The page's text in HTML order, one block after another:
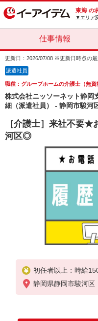
東海 の
▼エリア
仕事情報
更新日：2026/07/08 ※更新日時点の
派遣社員
職種：グループホームの介護士（無資
株式会社ニッソーネット静岡
細（派遣社員） - 静岡市駿河
［介護士］来社不要★
河区◎
初任者以上：時給
無資格の方：時給
静岡県静岡市駿河区